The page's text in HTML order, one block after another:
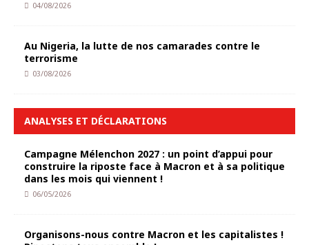
04/08/2026
Au Nigeria, la lutte de nos camarades contre le
terrorisme
03/08/2026
ANALYSES ET DÉCLARATIONS
Campagne Mélenchon 2027 : un point d’appui pour
construire la riposte face à Macron et à sa politique
dans les mois qui viennent !
06/05/2026
Organisons-nous contre Macron et les capitalistes !